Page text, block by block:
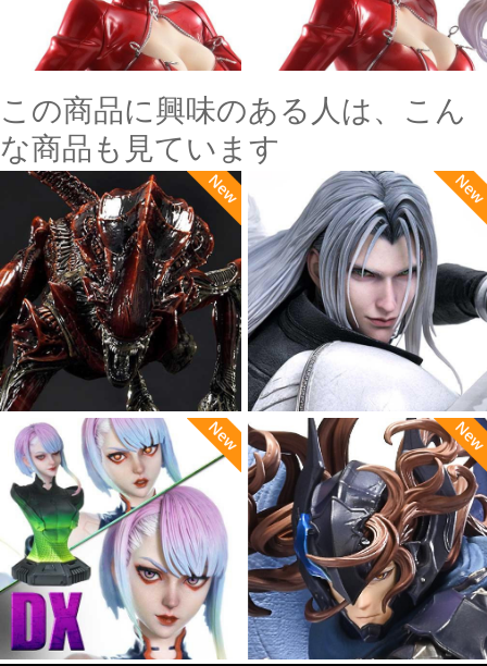
この商品に興味のある人は、こん
な商品も見ています